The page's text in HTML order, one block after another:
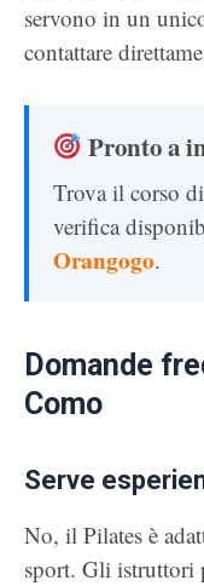
servono in un
contattare
Pronto a
Trova il corso
verifica
Orangogo.
Domande
Como
Serve
No, il Pilates è
sport. Gli istruttori